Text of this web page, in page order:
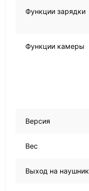
Функции зарядки
Функции камеры
Версия
Вес
Выход на